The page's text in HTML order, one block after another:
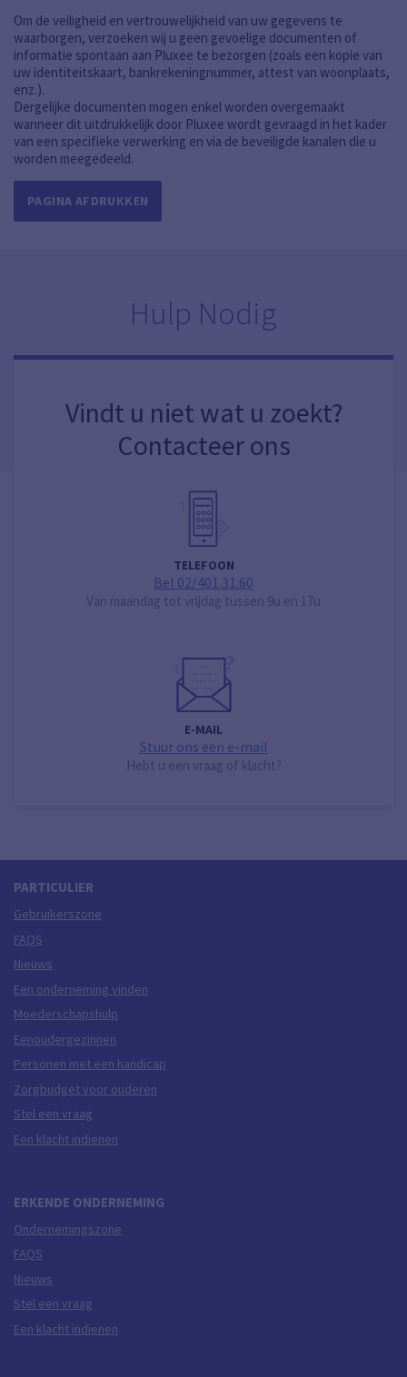
Om de veiligheid en vertrouwelijkheid van uw gegevens te
waarborgen, verzoeken wij u geen gevoelige documenten of
informatie spontaan aan Pluxee te bezorgen (zoals een kopie van
uw identiteitskaart, bankrekeningnummer, attest van woonplaats,
enz.).
Dergelijke documenten mogen enkel worden overgemaakt
wanneer dit uitdrukkelijk door Pluxee wordt gevraagd in het kader
van een specifieke verwerking en via de beveiligde kanalen die u
worden meegedeeld.
PAGINA AFDRUKKEN
Hulp Nodig
Vindt u niet wat u zoekt?
Contacteer ons
TELEFOON
Bel 02/401.31.60
Van maandag tot vrijdag tussen 9u en 17u
E-MAIL
Stuur ons een e-mail
Hebt u een vraag of klacht?
PARTICULIER
Gebruikerszone
FAQS
Nieuws
Een onderneming vinden
Moederschapshulp
Eenoudergezinnen
Personen met een handicap
Zorgbudget voor ouderen
Stel een vraag
Een klacht indienen
ERKENDE ONDERNEMING
Ondernemingszone
FAQS
Nieuws
Stel een vraag
Een klacht indienen